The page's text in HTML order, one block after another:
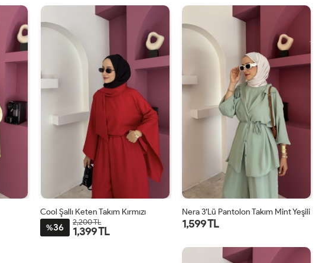
Cool Şallı Keten Takım Kırmızı
%36 2,200 TL
1,399 TL
STD
Nera 3’lü Pantolon Takım Mint Yeşili
1,599 TL